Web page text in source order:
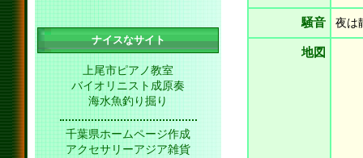
騒音 夜は
地図
ナイスなサイト
上尾市ピアノ教室
バイオリニスト成原奏
海水魚釣り掘り
千葉県ホームページ作成
アクセサリーアジア雑貨